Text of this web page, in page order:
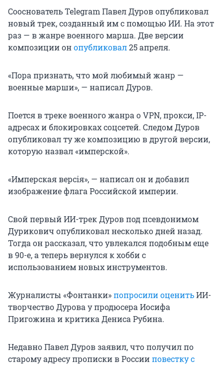
Сооснователь Telegram Павел Дуров опубликовал
новый трек, созданный им с помощью ИИ. На этот
раз — в жанре военного марша. Две версии
композиции онопубликовал25 апреля.
«Пора признать, что мой любимый жанр —
военные марши», — написал Дуров.
Поется в треке военного жанра о VPN, прокси, IP-
адресах и блокировках соцсетей. Следом Дуров
опубликовал ту же композицию в другой версии,
которую назвал «имперской».
«Имперская версія», — написал он и добавил
изображение флага Российской империи.
Свой первый ИИ-трек Дуров под псевдонимом
Дурикович опубликовал несколько дней назад.
Тогда он рассказал, что увлекался подобным еще
в 90-е, а теперь вернулся к хобби с
использованием новых инструментов.
Журналисты «Фонтанки»попросили оценитьИИ-
творчество Дурова у продюсера Иосифа
Пригожина и критика Дениса Рубина.
Недавно Павел Дуров заявил, что получил по
старому адресу прописки в Россииповестку с